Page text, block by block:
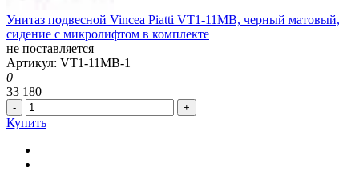
Унитаз подвесной Vincea Piatti VT1-11MB, черный матовый,
сидение с микролифтом в комплекте
не поставляется
Артикул: VT1-11MB-1
0
33 180
- +
Купить